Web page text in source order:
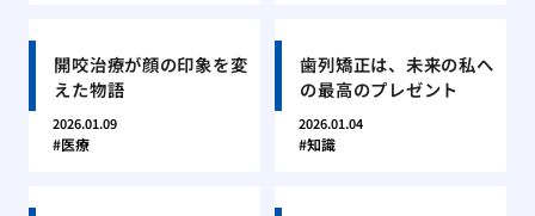
開咬治療が顔の印象を変
えた物語
2026.01.09
医療
歯列矯正は、未来の私へ
の最高のプレゼント
2026.01.04
知識